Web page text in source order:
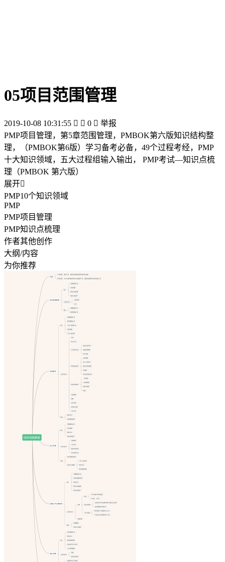
05项目范围管理
2019-10-08 10:31:55   0  举报
PMP项目管理，第5章范围管理，PMBOK第六版知识结构整
理，（PMBOK第6版）学习备考必备，49个过程考经，PMP
十大知识领域，五大过程组输入输出， PMP考试—知识点梳
理（PMBOK 第六版）
展开
PMP10个知识领域
PMP
PMP项目管理
PMP知识点梳理
作者其他创作
大纲/内容
为你推荐